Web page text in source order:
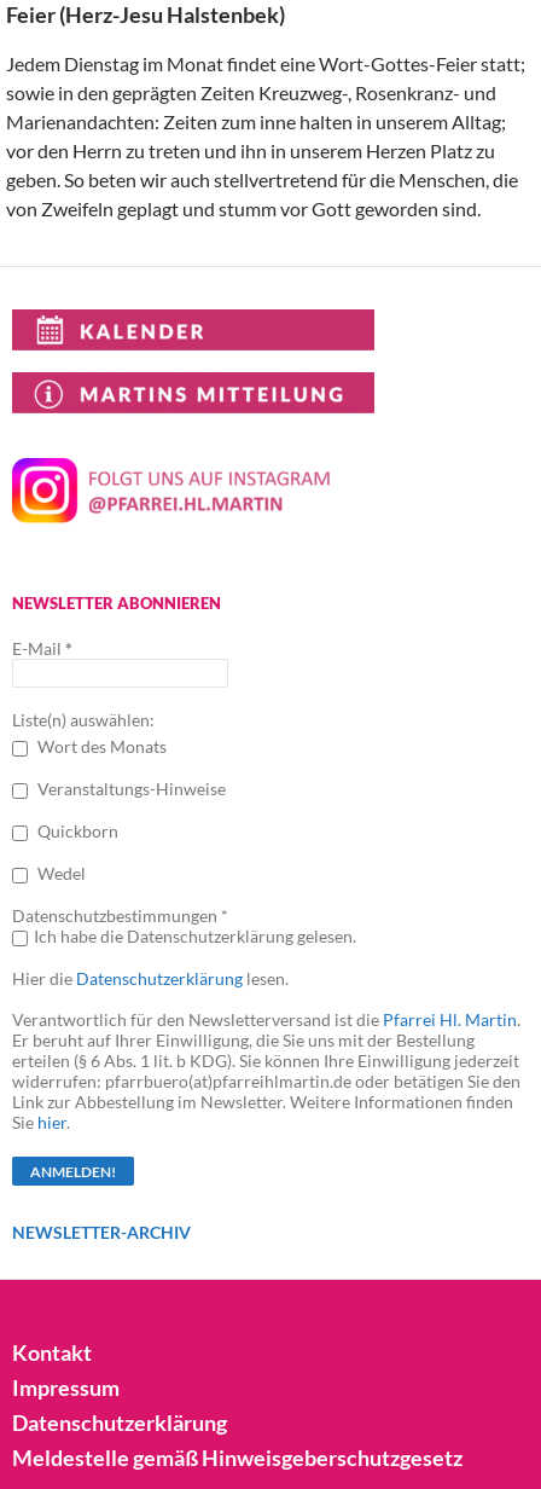
Feier (Herz-Jesu Halstenbek)
Jedem Dienstag im Monat findet eine Wort-Gottes-Feier statt;
sowie in den geprägten Zeiten Kreuzweg-, Rosenkranz- und
Marienandachten: Zeiten zum inne halten in unserem Alltag;
vor den Herrn zu treten und ihn in unserem Herzen Platz zu
geben. So beten wir auch stellvertretend für die Menschen, die
von Zweifeln geplagt und stumm vor Gott geworden sind.
NEWSLETTER ABONNIEREN
E-Mail *
Liste(n) auswählen:
Wort des Monats
Veranstaltungs-Hinweise
Quickborn
Wedel
Datenschutzbestimmungen *
Ich habe die Datenschutzerklärung gelesen.
Hier die Datenschutzerklärung lesen.
Verantwortlich für den Newsletterversand ist die Pfarrei Hl. Martin.
Er beruht auf Ihrer Einwilligung, die Sie uns mit der Bestellung
erteilen (§ 6 Abs. 1 lit. b KDG). Sie können Ihre Einwilligung jederzeit
widerrufen: pfarrbuero(at)pfarreihlmartin.de oder betätigen Sie den
Link zur Abbestellung im Newsletter. Weitere Informationen finden
Sie hier.
NEWSLETTER-ARCHIV
Kontakt
Impressum
Datenschutzerklärung
Meldestelle gemäß Hinweisgeberschutzgesetz